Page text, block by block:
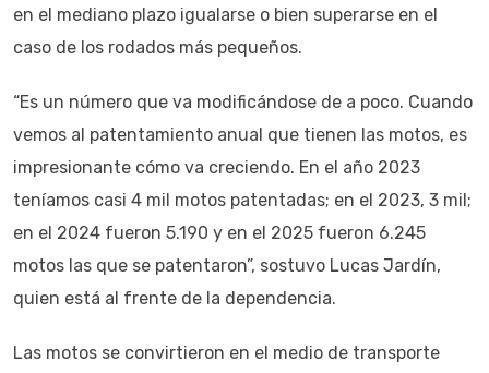
en el mediano plazo igualarse o bien superarse en el
caso de los rodados más pequeños.
“Es un número que va modificándose de a poco. Cuando
vemos al patentamiento anual que tienen las motos, es
impresionante cómo va creciendo. En el año 2023
teníamos casi 4 mil motos patentadas; en el 2023, 3 mil;
en el 2024 fueron 5.190 y en el 2025 fueron 6.245
motos las que se patentaron”, sostuvo Lucas Jardín,
quien está al frente de la dependencia.
Las motos se convirtieron en el medio de transporte